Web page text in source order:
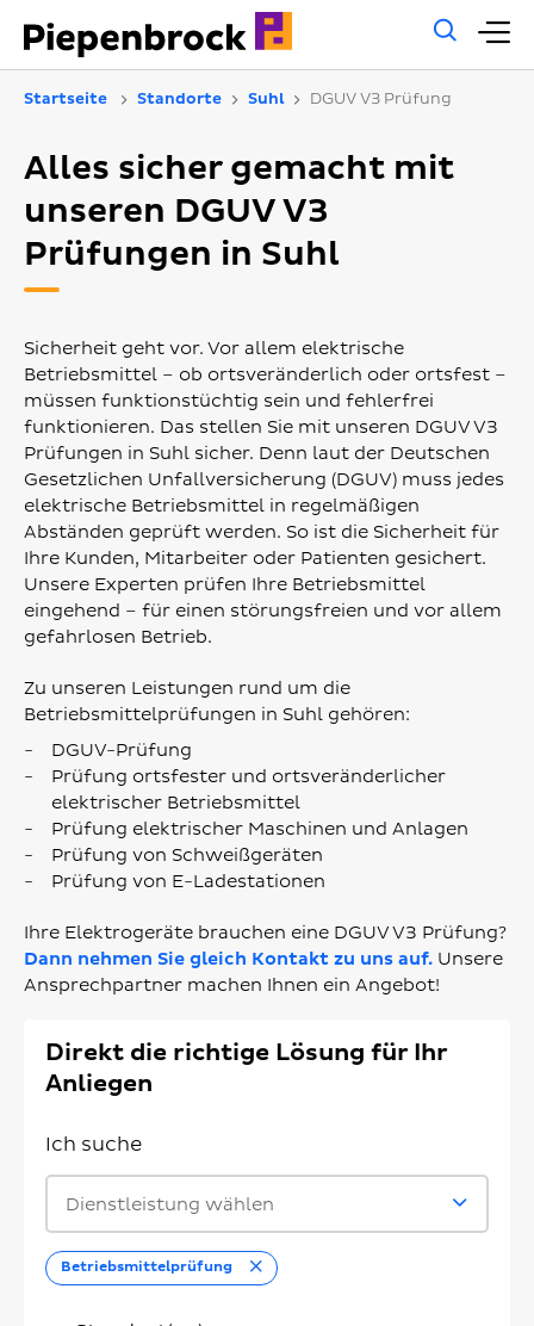
Startseite Standorte Suhl DGUV V3 Prüfung
Alles sicher gemacht mit
unseren DGUV V3
Prüfungen in Suhl
Sicherheit geht vor. Vor allem elektrische
Betriebsmittel – ob ortsveränderlich oder ortsfest –
müssen funktionstüchtig sein und fehlerfrei
funktionieren. Das stellen Sie mit unseren DGUV V3
Prüfungen in Suhl sicher. Denn laut der Deutschen
Gesetzlichen Unfallversicherung (DGUV) muss jedes
elektrische Betriebsmittel in regelmäßigen
Abständen geprüft werden. So ist die Sicherheit für
Ihre Kunden, Mitarbeiter oder Patienten gesichert.
Unsere Experten prüfen Ihre Betriebsmittel
eingehend – für einen störungsfreien und vor allem
gefahrlosen Betrieb.
Zu unseren Leistungen rund um die
Betriebsmittelprüfungen in Suhl gehören:
DGUV-Prüfung
Prüfung ortsfester und ortsveränderlicher
elektrischer Betriebsmittel
Prüfung elektrischer Maschinen und Anlagen
Prüfung von Schweißgeräten
Prüfung von E-Ladestationen
Ihre Elektrogeräte brauchen eine DGUV V3 Prüfung?
Dann nehmen Sie gleich Kontakt zu uns auf. Unsere
Ansprechpartner machen Ihnen ein Angebot!
Direkt die richtige Lösung für Ihr
Anliegen
Ich suche
Dienstleistung wählen
Betriebsmittelprüfung Entfernen